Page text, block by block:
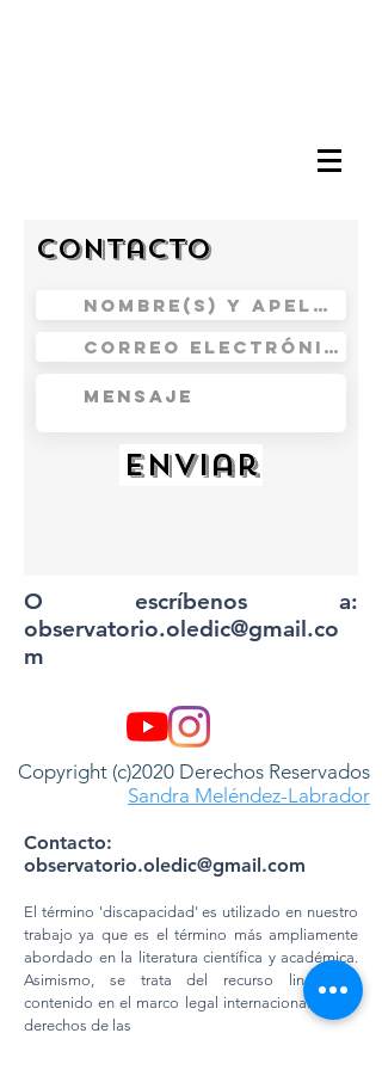
Contacto
Enviar
O escríbenos a:
observatorio.oledic@gmail.co
m
Copyright (c)2020 Derechos Reservados
Sandra Meléndez-Labrador
Contacto:
observatorio.oledic@gmail.com
El término 'discapacidad' es utilizado en nuestro
trabajo ya que es el término más ampliamente
abordado en la literatura científica y académica.
Asimismo, se trata del recurso lingüístico
contenido en el marco legal internacional de los
derechos de las